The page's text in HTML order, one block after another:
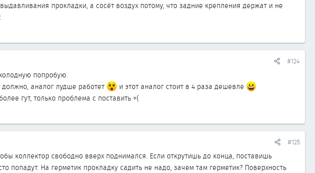
прокладки, а сосёт воздух потому, что задние крепления держат и не
#124
попробую.
аналог лудше работет
и этот аналог стоит в 4 раза дешевле
гут, только проблема с поставить =(
#125
коллектор свободно вверх поднимался. Если открутишь до конца, поставишь
попадут. На герметик прокладку садить не надо, зачем там герметик? Поверхность